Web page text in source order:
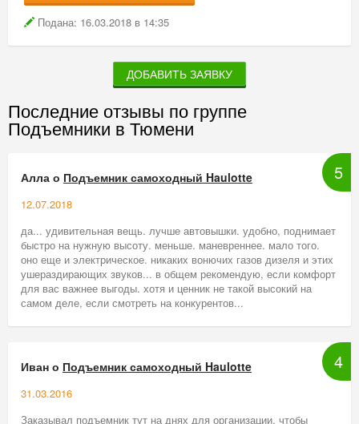
Подана: 16.03.2018 в 14:35
ДОБАВИТЬ ЗАЯВКУ
Последние отзывы по группе
Подъемники в Тюмени
5
Алла о Подъемник самоходный Haulotte
12.07.2018
да... удивительная вещь. лучше автовышки. удобно, поднимает
быстро на нужную высоту. меньше. маневреннее. мало того.
оно еще и электрическое. никаких вонючих газов дизеля и этих
ушераздирающих звуков... в общем рекомендую, если комфорт
для вас важнее выгоды. хотя и ценник не такой высокий на
самом деле, если смотреть на конкурентов...
4
Иван о Подъемник самоходный Haulotte
31.03.2016
Заказывал подъемник тут на днях для организации, чтобы